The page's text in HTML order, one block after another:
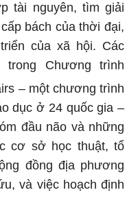
tài nguyên, tìm giải
bách của thời đại,
của xã hội. Các
Chương trình
– một chương trình
dục ở 24 quốc gia –
đầu não và những
cơ sở học thuật, tổ
đồng địa phương
và việc hoạch định